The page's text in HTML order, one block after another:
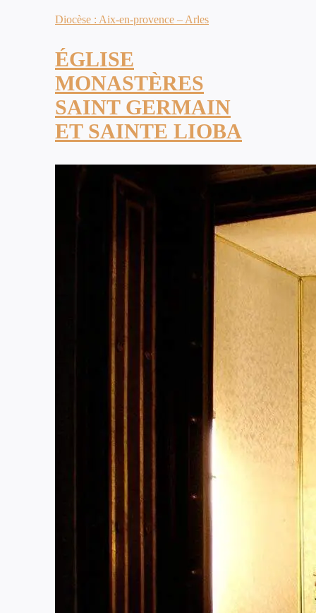
Diocèse : Aix-en-provence – Arles
ÉGLISE
MONASTÈRES
SAINT GERMAIN
ET SAINTE LIOBA